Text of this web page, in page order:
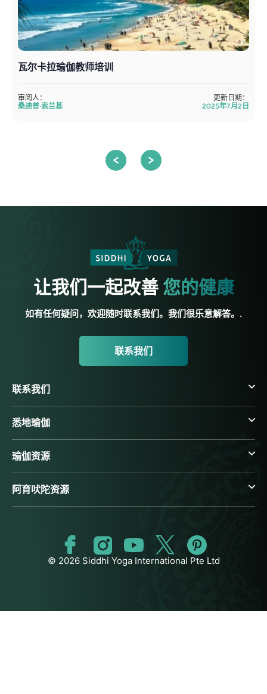
瓦尔卡拉瑜伽教师培训
审阅人：
桑迪普·索兰基
更新日期：
2025年7月2日
让我们一起改善 您的健康
如有任何疑问，欢迎随时联系我们。我们很乐意解答。.
联系我们
联系我们
悉地瑜伽
瑜伽资源
阿育吠陀资源
© 2026 Siddhi Yoga International Pte Ltd